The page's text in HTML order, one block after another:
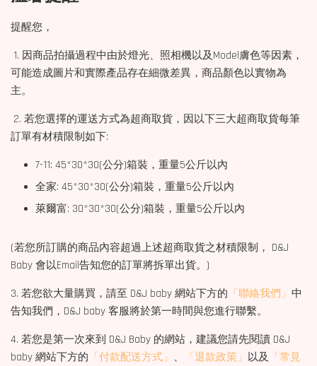
提醒您，
1. 因商品拍攝過程中由於燈光、照相機以及Model膚色等因素，
可能造成圖片和實際產品存在細微差異，商品顏色以實物為
主。
2. 若您選擇的運送方式為超商取貨，因以下三大超商取貨每筆
訂單有材積限制如下:
7-11: 45*30*30(公分)箱裝，重量5公斤以內
全家: 45*30*30(公分)箱裝，重量5公斤以內
萊爾富: 30*30*30(公分)箱裝，重量5公斤以內
(若您所訂購的商品內容超過上述超商取貨之材積限制， D&J
Baby 會以Email告知您的訂單將拆單出貨。)
3. 若您欲大量購買，請至 D&J baby 網站下方的 「聯絡我們」 中
告知我們，D&J baby 客服將於第一時間與您進行聯繫。
4. 若您是第一次來到 D&J Baby 的網站，建議您請先閱讀 D&J
baby 網站下方的 「付款配送方式」 、 「退款政策」 以及
「常見